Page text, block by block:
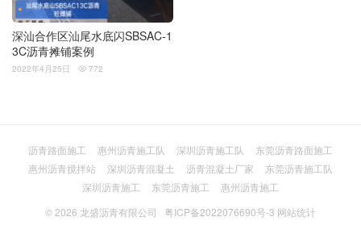
深汕合作区汕尾水底闪SBSAC-1
3C沥青摊铺案例
2022年4月25日  772
沥青路面施工 惠州沥青施工队 深圳沥青施工队
东莞沥青路面施工
惠州沥青搅拌站
深圳沥青混凝土 沥青混凝土厂家
东莞沥青施工队
深圳沥青施工
东莞沥青施工
惠州沥青施工
© 2026 龙盛沥青有限公司 粤ICP备2022076690号-3 网站统计